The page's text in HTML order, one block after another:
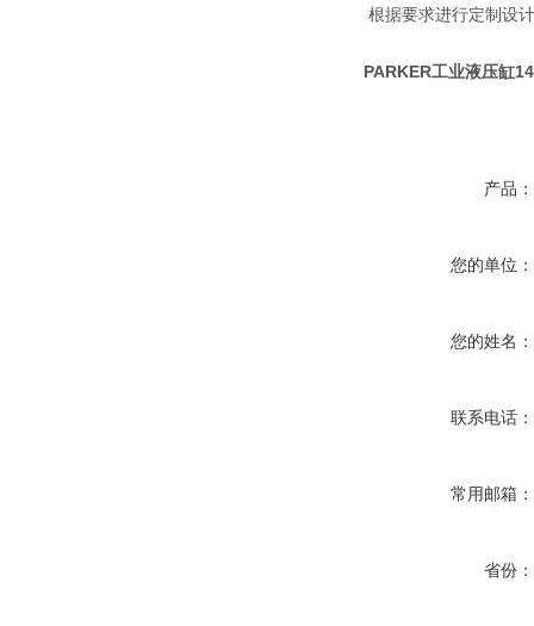
根据要求进行定制设计
PARKER工业液压缸
产品：
您的单位：
您的姓名：
联系电话：
常用邮箱：
省份：